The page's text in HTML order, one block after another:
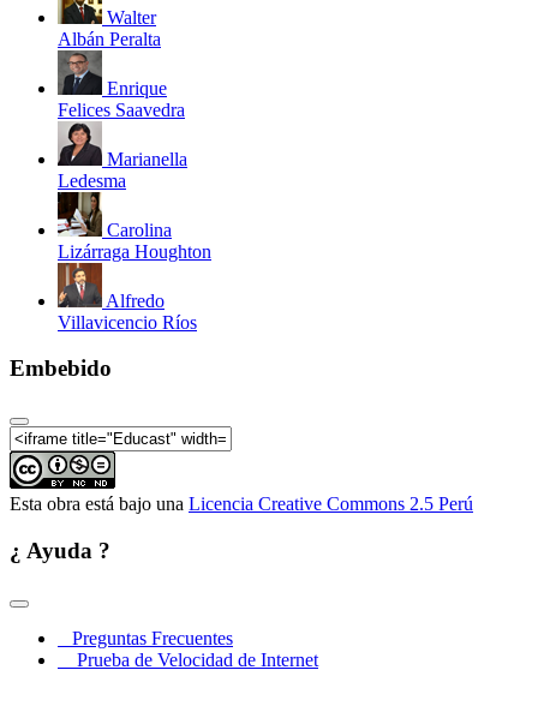
Walter
Albán Peralta
Enrique
Felices Saavedra
Marianella
Ledesma
Carolina
Lizárraga Houghton
Alfredo
Villavicencio Ríos
Embebido
Esta obra está bajo una Licencia Creative Commons 2.5 Perú
¿ Ayuda ?
Preguntas Frecuentes
Prueba de Velocidad de Internet